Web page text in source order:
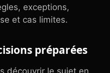
exceptions,
et cas limites.
préparées
découvrir le sujet en